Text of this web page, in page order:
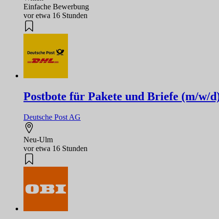
Einfache Bewerbung
vor etwa 16 Stunden
Postbote für Pakete und Briefe (m/w/
Deutsche Post AG
Neu-Ulm
vor etwa 16 Stunden